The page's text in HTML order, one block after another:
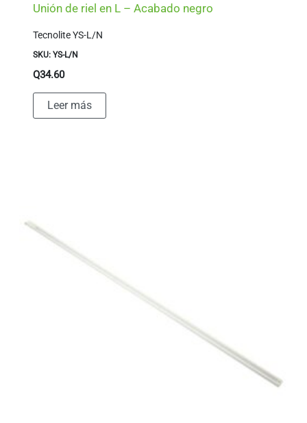
Unión de riel en L – Acabado negro
Tecnolite YS-L/N
SKU: YS-L/N
Q34.60
Leer más